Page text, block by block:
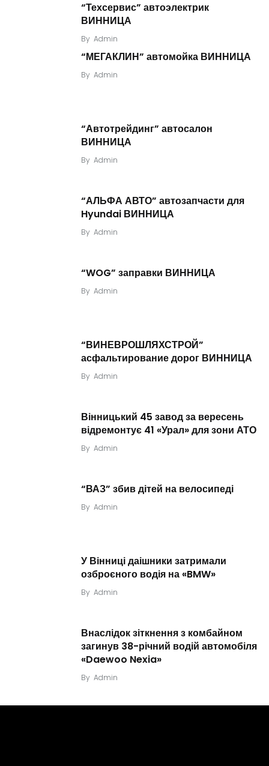
“Техсервис” автоэлектрик
ВИННИЦА
By Admin
“МЕГАКЛИН” автомойка ВИННИЦА
By Admin
“Автотрейдинг” автосалон
ВИННИЦА
By Admin
“АЛЬФА АВТО” автозапчасти для
Hyundai ВИННИЦА
By Admin
“WOG” заправки ВИННИЦА
By Admin
“ВИНЕВРОШЛЯХСТРОЙ”
асфальтирование дорог ВИННИЦА
By Admin
Вінницький 45 завод за вересень
відремонтує 41 «Урал» для зони АТО
By Admin
“ВАЗ” збив дітей на велосипеді
By Admin
У Вінниці даішники затримали
озброєного водія на «BMW»
By Admin
Внаслідок зіткнення з комбайном
загинув 38-річний водій автомобіля
«Daewoo Nexia»
By Admin